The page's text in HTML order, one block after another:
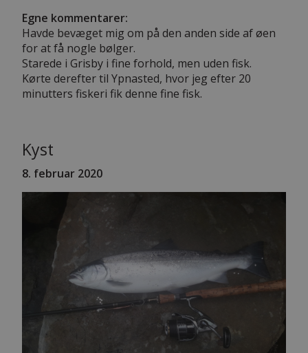
Egne kommentarer:
Havde bevæget mig om på den anden side af øen
for at få nogle bølger.
Starede i Grisby i fine forhold, men uden fisk.
Kørte derefter til Ypnasted, hvor jeg efter 20
minutters fiskeri fik denne fine fisk.
Kyst
8. februar 2020